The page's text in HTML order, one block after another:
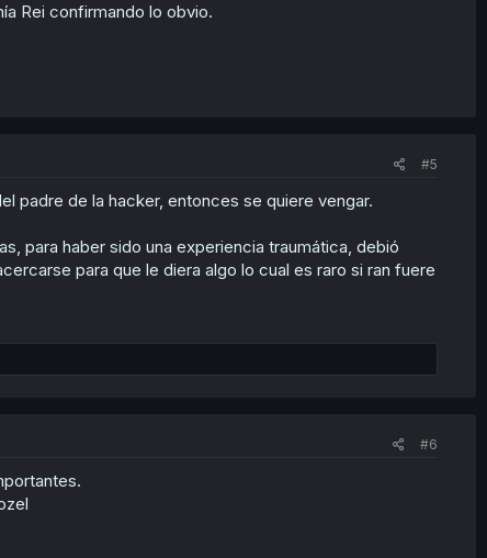
Rei confirmando lo obvio.
#5
padre de la hacker, entonces se quiere vengar.
para haber sido una experiencia traumática, debió
para que le diera algo lo cual es raro si ran fuere
#6